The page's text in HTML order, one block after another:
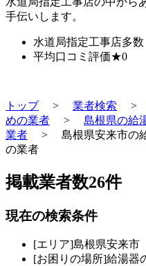
手伝いします。
水道局指定工事店多数
平均口コミ評価★0
トップ> 業者検索 >
めの業者 > 島根県の給
業者 > 島根県安来市の
の業者
掲載業者数26件
現在の検索条件
[エリア]島根県安来市
[お困りの場所]給湯器